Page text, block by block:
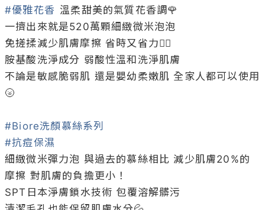
#優雅花香 溫柔甜美的氣質花香調🌹
一擠出來就是520萬顆細緻微米泡泡
免搓揉減少肌膚摩擦 省時又省力👌🏻
胺基酸洗淨成分 弱酸性溫和洗淨肌膚
不論是敏感脆弱肌 還是嬰幼柔嫩肌 全家人都可以使用
🌝
#Biore洗顏慕絲系列
#抗痘保濕
細緻微米彈力泡 與過去的慕絲相比 減少肌膚20%的
摩擦 對肌膚的負擔更小！
SPT日本淨膚鎖水技術 包覆溶解髒污